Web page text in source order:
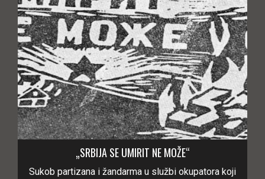
„SRBIJA SE UMIRIT NE MOŽE“
Sukob partizana i žandarma u službi okupatora koji